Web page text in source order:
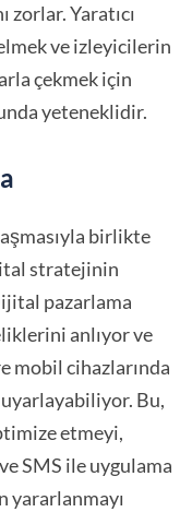
zorlar. Yaratıcı
ve izleyicilerin
çekmek için
yeteneklidir.
birlikte
stratejinin
pazarlama
anlıyor ve
mobil cihazlarında
Bu,
etmeyi,
SMS ile uygulama
yararlanmayı